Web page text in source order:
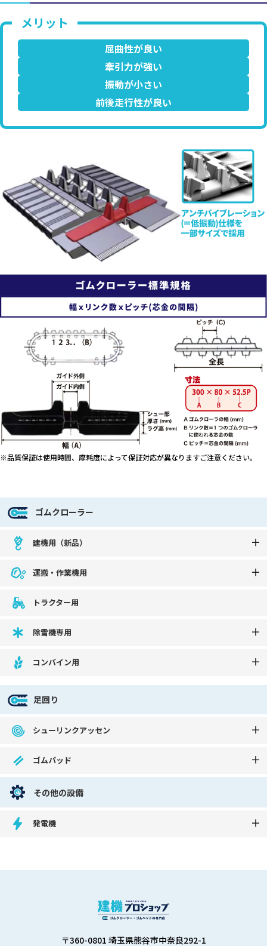
屈曲性が良い
牽引力が強い
振動が小さい
前後走行性が良い
※品質保証は使用時間、摩耗度によって保証対応が異なりますご注意ください。
ゴムクローラー
建機用（新品）
運搬・作業機用
トラクター用
除雪機専用
コンバイン用
足回り
シューリンクアッセン
ゴムパッド
その他の設備
発電機
〒360-0801 埼玉県熊谷市中奈良292-1